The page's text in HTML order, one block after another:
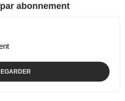
abonnement